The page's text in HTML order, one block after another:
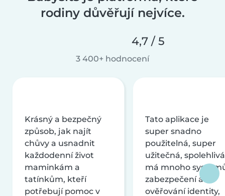
rodiny důvěřují nejvíce.
4,7 / 5
3 400+ hodnocení
Krásný a bezpečný
způsob, jak najít
chůvy a usnadnit
každodenní život
maminkám a
tatínkům, kteří
potřebují pomoc v
Tato aplikace je
super snadno
použitelná, super
užitečná,
má mnoho
zabezpečení a
ověřování identity,